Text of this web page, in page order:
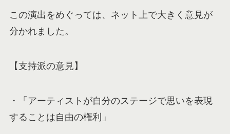
この演出をめぐっては、ネット上で大きく意見が
分かれました。
【支持派の意見】
・「アーティストが自分のステージで思いを表現
することは自由の権利」